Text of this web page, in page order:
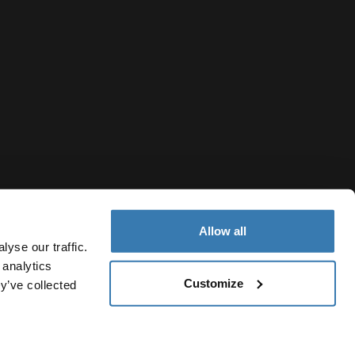
our traffic.
collected
Allow all
Customize
Cookie-Richtlinien Cookie-Einstellungen